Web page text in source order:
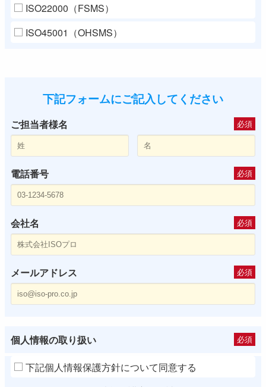
ISO22000（FSMS）
ISO45001（OHSMS）
下記フォームにご記入してください
ご担当者様名 必須
電話番号 必須
会社名 必須
メールアドレス 必須
個人情報の取り扱い 必須
下記個人情報保護方針について同意する